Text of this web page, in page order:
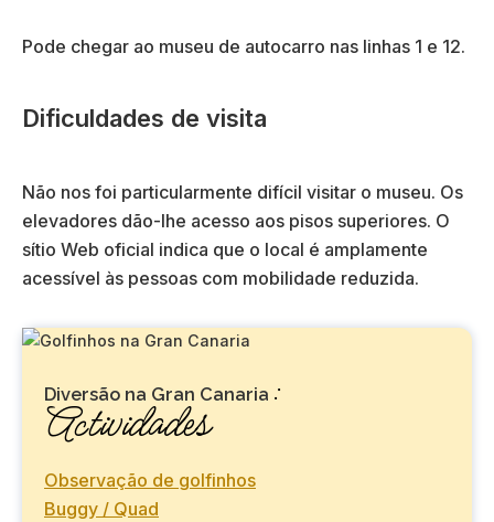
Pode chegar ao museu de autocarro nas linhas 1 e 12.
Dificuldades de visita
Não nos foi particularmente difícil visitar o museu. Os
elevadores dão-lhe acesso aos pisos superiores. O
sítio Web oficial indica que o local é amplamente
acessível às pessoas com mobilidade reduzida.
Diversão na Gran Canaria :
Actividades
Observação de golfinhos
Buggy / Quad